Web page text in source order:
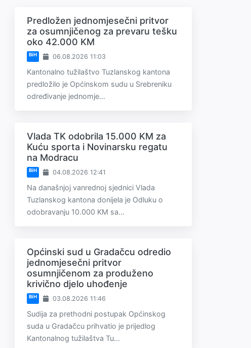
Predložen jednomjesečni pritvor
za osumnjičenog za prevaru tešku
oko 42.000 KM
BiH 06.08.2026 11:03
Kantonalno tužilaštvo Tuzlanskog kantona
predložilo je Općinskom sudu u Srebreniku
određivanje jednomje...
Vlada TK odobrila 15.000 KM za
Kuću sporta i Novinarsku regatu
na Modracu
BiH 04.08.2026 12:41
Na današnjoj vanrednoj sjednici Vlada
Tuzlanskog kantona donijela je Odluku o
odobravanju 10.000 KM sa...
Općinski sud u Gradačcu odredio
jednomjesečni pritvor
osumnjičenom za produženo
krivično djelo uhođenje
BiH 03.08.2026 11:46
Sudija za prethodni postupak Općinskog
suda u Gradačcu prihvatio je prijedlog
Kantonalnog tužilaštva Tu...